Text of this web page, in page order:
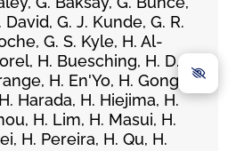
David, G. J. Kunde, G. R.
G. S. Kyle, H. Al-
H. Buesching, H. D.
H. En'Yo, H. Gong,
Harada, H. Hiejima, H.
H. Lim, H. Masui, H.
H. Pereira, H. Qu, H.